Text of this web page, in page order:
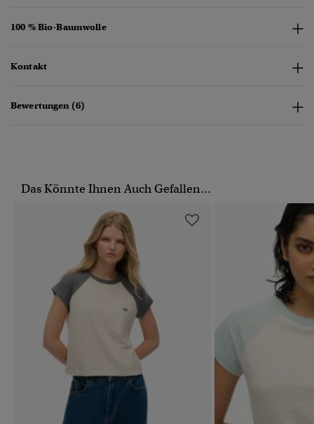
100 % Bio-Baumwolle
Kontakt
Bewertungen (6)
Das Könnte Ihnen Auch Gefallen...